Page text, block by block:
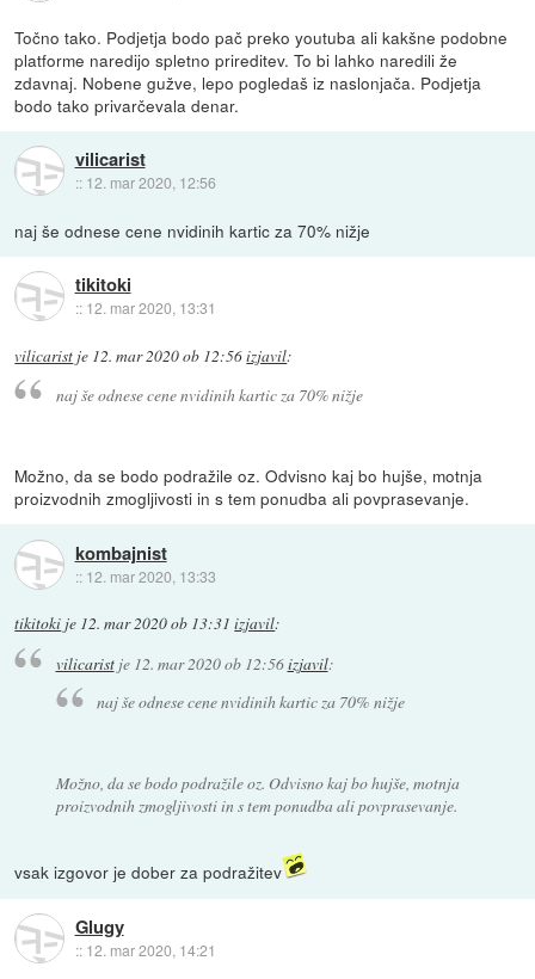
Točno tako. Podjetja bodo pač preko youtuba ali kakšne podobne
platforme naredijo spletno prireditev. To bi lahko naredili že
zdavnaj. Nobene gužve, lepo pogledaš iz naslonjača. Podjetja
bodo tako privarčevala denar.
vilicarist
:: 12. mar 2020, 12:56
naj še odnese cene nvidinih kartic za 70% nižje
tikitoki
:: 12. mar 2020, 13:31
vilicarist je 12. mar 2020 ob 12:56izjavil:
naj še odnese cene nvidinih kartic za 70% nižje
Možno, da se bodo podražile oz. Odvisno kaj bo hujše, motnja
proizvodnih zmogljivosti in s tem ponudba ali povprasevanje.
kombajnist
:: 12. mar 2020, 13:33
tikitoki je 12. mar 2020 ob 13:31 izjavil:
vilicaristje 12. mar 2020 ob 12:56izjavil:
naj še odnese cene nvidinih kartic za 70% nižje
Možno, da se bodo podražile oz. Odvisno kaj bo hujše, motnja
proizvodnih zmogljivosti in s tem ponudba ali povprasevanje.
vsak izgovor je dober za podražitev
Glugy
:: 12. mar 2020, 14:21